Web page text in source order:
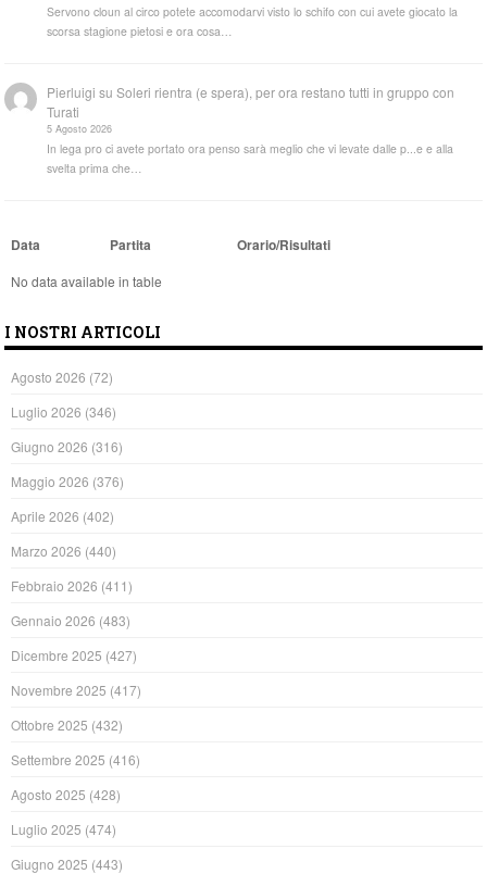
Servono cloun al circo potete accomodarvi visto lo schifo con cui avete giocato la
scorsa stagione pietosi e ora cosa…
Pierluigi suSoleri rientra (e spera), per ora restano tutti in gruppo con
Turati
5 Agosto 2026
In lega pro ci avete portato ora penso sarà meglio che vi levate dalle p...e e alla
svelta prima che…
Data Partita Orario/Risultati
No data available in table
I NOSTRI ARTICOLI
Agosto 2026 (72)
Luglio 2026 (346)
Giugno 2026 (316)
Maggio 2026 (376)
Aprile 2026 (402)
Marzo 2026 (440)
Febbraio 2026 (411)
Gennaio 2026 (483)
Dicembre 2025 (427)
Novembre 2025 (417)
Ottobre 2025 (432)
Settembre 2025 (416)
Agosto 2025 (428)
Luglio 2025 (474)
Giugno 2025 (443)